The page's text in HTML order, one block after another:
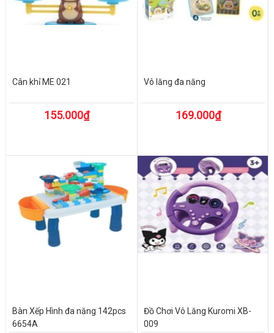
Cân khỉ ME 021
155.000₫
Vô lăng đa năng
169.000₫
Bàn Xếp Hình đa năng 142pcs
6654A
Đồ Chơi Vô Lăng Kuromi XB-
009